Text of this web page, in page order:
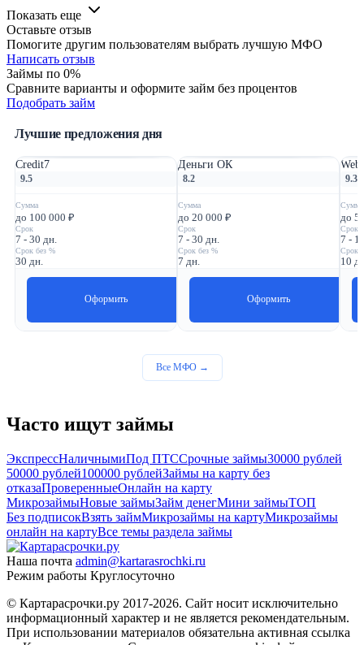
Показать еще
Оставьте отзыв
Помогите другим пользователям выбрать лучшую МФО
Написать отзыв
Займы по 0%
Сравните варианты и оформите займ без процентов
Подобрать займ
Лучшие предложения дня
Credit7
9.5
Сумма
до 100 000 ₽
Срок
7 - 30 дн.
Срок без %
30 дн.
Оформить
Деньги ОК
8.2
Сумма
до 20 000 ₽
Срок
7 - 30 дн.
Срок без %
7 дн.
Оформить
9.3
Сумма
до 5
Срок
7 -
Срок
10
Все МФО →
Часто ищут займы
ЭкспрессНаличнымиПод ПТССрочные займы30000 рублей
50000 рублей100000 рублейЗаймы на карту без
отказаПроверенныеОнлайн на карту
МикрозаймыНовые займыЗайм денегМини займыТОП
Без подписокВзять займМикрозаймы на картуМикрозаймы
онлайн на картуВсе темы раздела займы
Наша почта admin@kartarasrochki.ru
Режим работы Круглосуточно
© Картарасрочки.ру 2017-2026. Сайт носит исключительно
информационный характер и не является рекомендательным.
При использовании материалов обязательна активная ссылка